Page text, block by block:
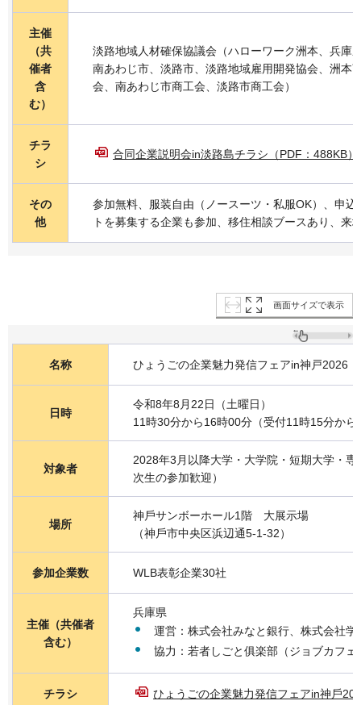
主催
（共
催者
含
む）
淡路地域人材確保協議会（ハローワーク洲本、兵庫
南あわじ市、淡路市、淡路地域雇用開発協会、洲本
会、南あわじ市商工会、淡路市商工会）
チラ
シ
合同企業説明会in淡路島チラシ（PDF：488KB）
その
他
参加無料、服装自由（ノースーツ・私服OK）、申
トを募集する企業も参加、移住相談ブースあり、来
画面サイズで表示
名称 ひょうごの企業魅力発信フェアin神戸2026
日時
令和8年8月22日（土曜日）
11時30分から16時00分（受付11時15分から
対象者
2028年3⽉以降⼤学・⼤学院・短期⼤学・
次⽣の参加歓迎）
場所
神⼾サンボーホール1階 ⼤展⽰場
（神⼾市中央区浜辺通5-1-32）
参加企業数 WLB表彰企業30社
主催（共催者
含む）
兵庫県
運営：株式会社みなと銀行、株式会社学
協力：若者しごと俱楽部（ジョブカフェ
チラシ ひょうごの企業魅⼒発信フェアin神⼾